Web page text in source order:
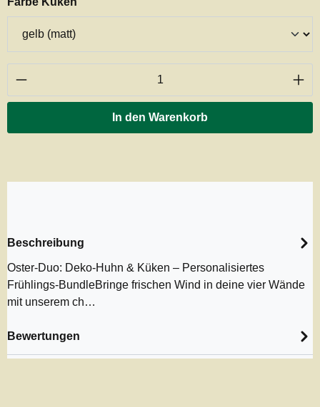
Produkt Anzahl: Gib den gewünschten
In den Warenkorb
Beschreibung
Oster-Duo: Deko-Huhn & Küken – Personalisiertes
Frühlings-BundleBringe frischen Wind in deine vier Wände
mit unserem ch…
Bewertungen